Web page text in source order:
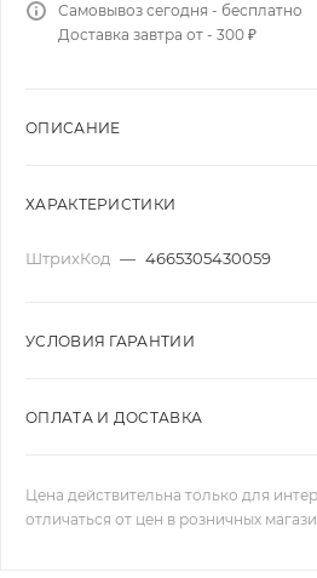
Самовывоз сегодня - бесплатно
Доставка завтра от - 300 ₽
ОПИСАНИЕ
ХАРАКТЕРИСТИКИ
ШтрихКод — 4665305430059
УСЛОВИЯ ГАРАНТИИ
ОПЛАТА И ДОСТАВКА
Цена действительна только для
отличаться от цен в розничных